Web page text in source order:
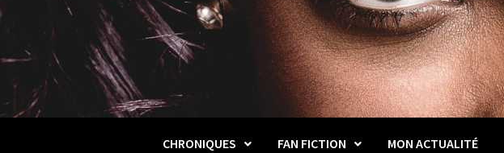
CHRONIQUES FAN FICTION MON ACTUALITÉ